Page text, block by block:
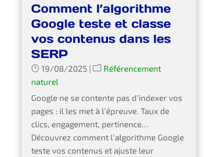
Comment l’algorithme
Google teste et classe
vos contenus dans les
SERP
19/08/2025 |
Référencement
naturel
Google ne se contente pas d’indexer vos
pages : il les met à l’épreuve. Taux de
clics, engagement, pertinence…
Découvrez comment l’algorithme Google
teste vos contenus et ajuste leur